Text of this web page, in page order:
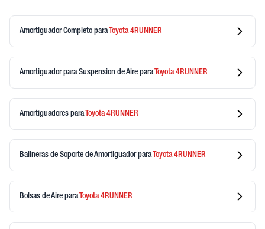
Amortiguador Completo paraToyota4RUNNER
Amortiguador para Suspension de Aire paraToyota4RUNNER
Amortiguadores paraToyota4RUNNER
Balineras de Soporte de AmortiguadorparaToyota4RUNNER
Bolsas de Aire paraToyota4RUNNER